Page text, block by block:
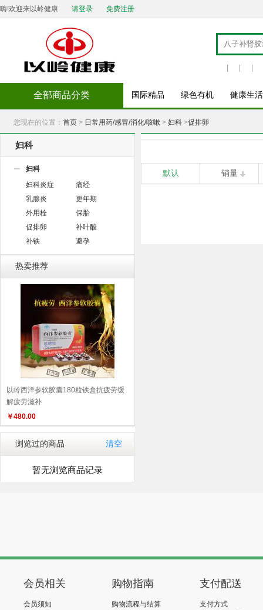
嗨!欢迎来以岭健康 请登录 免费注册
全部商品分类 国际精品 绿色有机 健康生活
您现在的位置： 首页 > 日常用药/感冒/消化/咳嗽 > 妇科 >促排卵
妇科
妇科
妇科炎症
痛经
乳腺炎
更年期
外用栓
保胎
促排卵
补叶酸
补铁
避孕
热卖推荐
以岭西洋参软胶囊180粒铁盒抗疲劳缓
解疲劳滋补
￥480.00
浏览过的商品 清空
暂无浏览商品记录
默认 销量
会员相关
会员须知
购物指南
购物流程与结算
支付配送
支付方式